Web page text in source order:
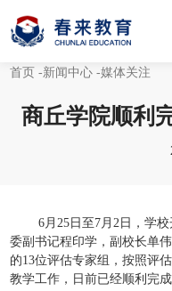
首页 -新闻中心 -媒体关注
商丘学院顺利
6月25日至7月2日，学
委副书记程印学，副校长单
的13位评估专家组，按照评
教学工作，日前已经顺利完